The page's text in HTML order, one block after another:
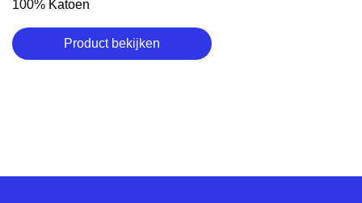
100% Katoen
Product bekijken